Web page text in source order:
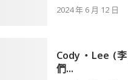
2024 年 6 月 12 日
Cody・Lee (
們...